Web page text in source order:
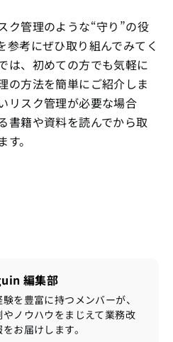
ク管理のような“守り”の役
参考にぜひ取り組んでみてく
は、初めての方でも気軽に
の方法を簡単にご紹介しま
リスク管理が必要な場合
書籍や資料を読んでから取
。
編集部
を豊富に持つメンバーが、
やノウハウをまじえて業務改
お届けします。